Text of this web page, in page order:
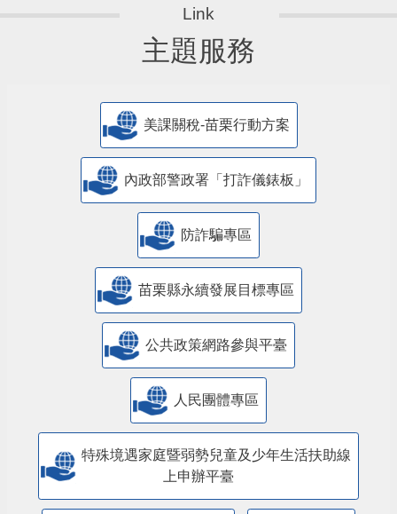
主題服務
美課關稅-苗栗行動方案
內政部警政署「打詐儀錶板」
防詐騙專區
苗栗縣永續發展目標專區
公共政策網路參與平臺
人民團體專區
特殊境遇家庭暨弱勢兒童及少年生活扶助線
上申辦平臺